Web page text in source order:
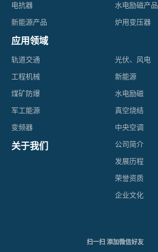
电抗器 水电励磁产品
新能源产品 炉用变压器
应用领域
轨道交通 光伏、风电
工程机械 新能源
煤矿防爆 水电励磁
军工能源 真空烧结
变频器 中央空调
关于我们 公司简介
发展历程
荣誉资质
企业文化
扫一扫 添加微信好友